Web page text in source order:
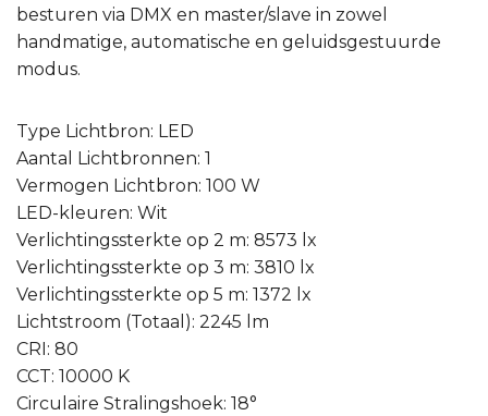
besturen via DMX en master/slave in zowel
handmatige, automatische en geluidsgestuurde
modus.
Type Lichtbron: LED
Aantal Lichtbronnen: 1
Vermogen Lichtbron: 100 W
LED-kleuren: Wit
Verlichtingssterkte op 2 m: 8573 lx
Verlichtingssterkte op 3 m: 3810 lx
Verlichtingssterkte op 5 m: 1372 lx
Lichtstroom (Totaal): 2245 lm
CRI: 80
CCT: 10000 K
Circulaire Stralingshoek: 18°